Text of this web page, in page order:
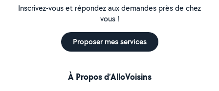
Inscrivez-vous et répondez aux demandes près de chez
vous !
Proposer mes services
À Propos d’AlloVoisins